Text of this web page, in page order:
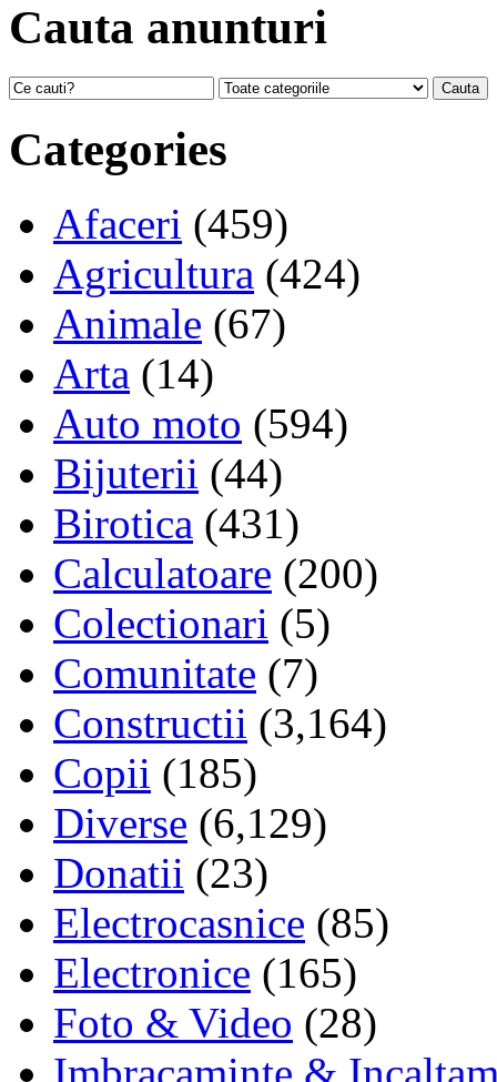
Cauta anunturi
Categories
Afaceri (459)
Agricultura (424)
Animale (67)
Arta (14)
Auto moto (594)
Bijuterii (44)
Birotica (431)
Calculatoare (200)
Colectionari (5)
Comunitate (7)
Constructii (3,164)
Copii (185)
Diverse (6,129)
Donatii (23)
Electrocasnice (85)
Electronice (165)
Foto & Video (28)
Imbracaminte &